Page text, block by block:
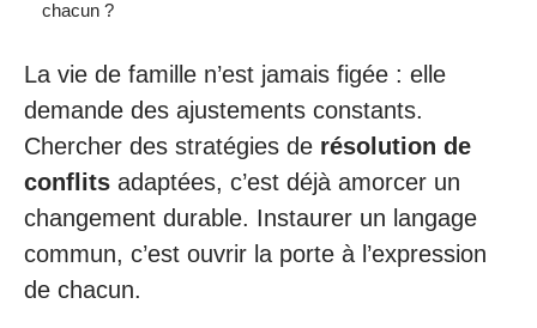
chacun ?
La vie de famille n’est jamais figée : elle
demande des ajustements constants.
Chercher des stratégies de résolution de
conflits adaptées, c’est déjà amorcer un
changement durable. Instaurer un langage
commun, c’est ouvrir la porte à l’expression
de chacun.